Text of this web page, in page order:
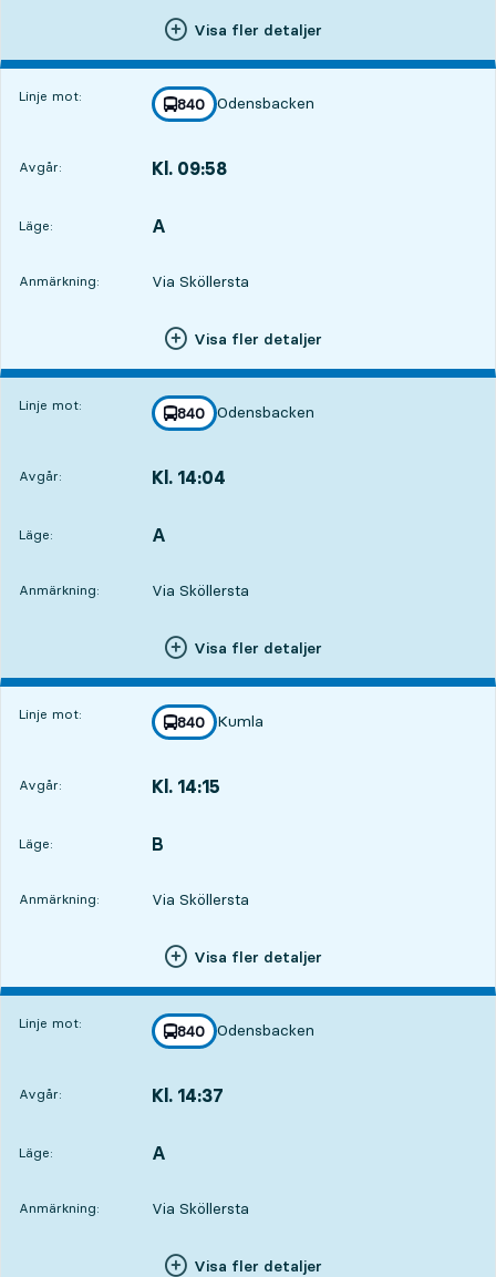
Visa fler detaljer
Linje mot: linje
840
mot
Odensbacken
,
Avgår: Kl. 09:58
Läge:
LÄGE, A
,
Anmärkning: Via Sköllersta
Visa fler detaljer
Linje mot: linje
840
mot
Odensbacken
,
Avgår: Kl. 14:04
Läge:
LÄGE, A
,
Anmärkning: Via Sköllersta
Visa fler detaljer
Linje mot: linje
840
mot
Kumla
,
Avgår: Kl. 14:15
Läge:
LÄGE, B
,
Anmärkning: Via Sköllersta
Visa fler detaljer
Linje mot: linje
840
mot
Odensbacken
,
Avgår: Kl. 14:37
Läge:
LÄGE, A
,
Anmärkning: Via Sköllersta
Visa fler detaljer